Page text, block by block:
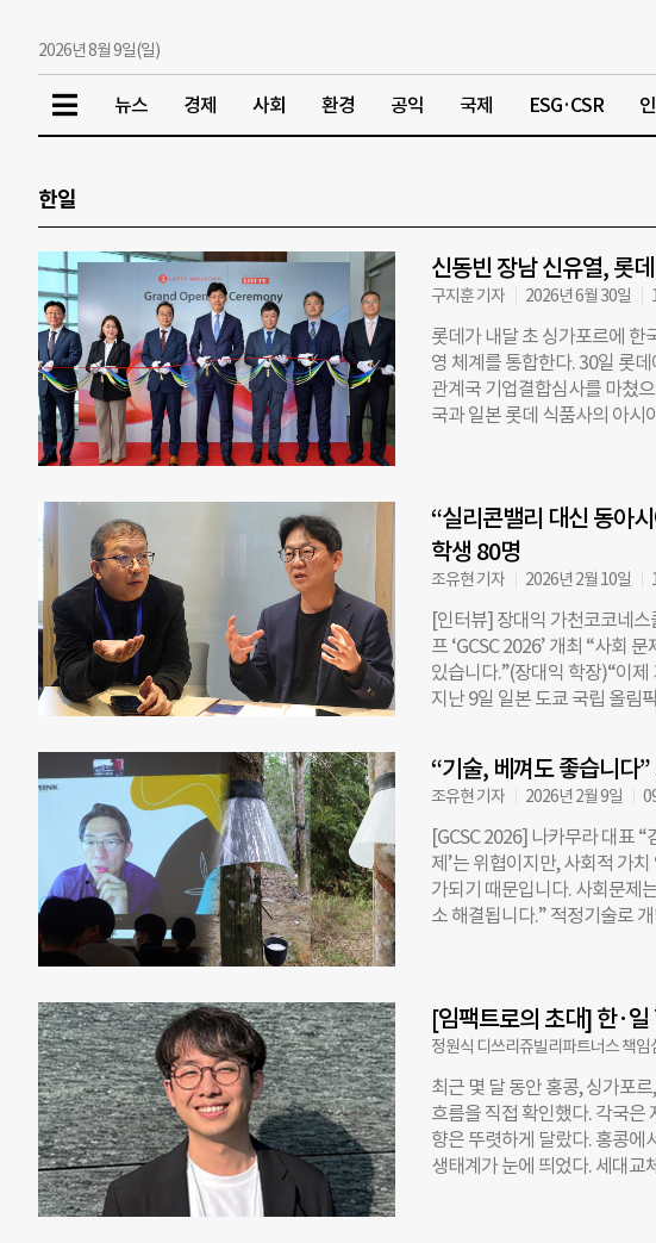
2026년 8월 9일(일)
뉴스 경제 사회 환경 공익 국제 ESG·CSR
한일
신동빈 장남 신유열, 롯
구지훈 기자 2026년 6월 30일
롯데가 내달 초 싱가포르에 한
영 체계를 통합한다. 30일 롯
관계국 기업결합심사를 마쳤
국과 일본 롯데 식품사의 아시
의’를 정기적으로 주재해왔다.
강조해왔다. 이는 한국과 일본
장동력으로 가져가야 한다는
의 지난해 해외 매출은 1조
네시아와 베트남 등에서 약
원재료 구매와 물류·마케팅
진한다. 신동빈 롯데지주 회장
원롯데 전략 확대와도 연결된
“실리콘밸리 대신 동아
학생 80명
조유현 기자 2026년 2월 10일
[인터뷰] 장대익 가천코코네
프 ‘GCSC 2026’ 개최 “사회
있습니다.”(장대익 학장)“이
지난 9일 일본 도쿄 국립 올림
수를 만났다. 진화학자이자
교수는 이번 프로젝트를 이끄
히토츠바시대학교 소셜데이터
기업 코코네와 기후에너지환
핵심 화두는 ‘지속가능성’으
원 이상 비상장 기업)’을 만드
(Change Maker)’를 길러내는
식 속에 공동으로 해법을 찾아
리 대신 동아시아로…“로컬에
스타트업 캠프(GCSC·Global
년
“기술, 베껴도 좋습니다
조유현 기자 2026년 2월 9일
[GCSC 2026] 나카무라 대표
제’는 위협이지만, 사회적 가
가되기 때문입니다. 사회문제
소 해결됩니다.” 적정기술로
사회적 임팩트의 극대화를 강
나카무라 대표는 과거 10여 년
시에라리온 등 치열한 개발 협
모 기관은 막대한 예산을 집행
어에 배타적인 경우가 많다”
느꼈다”고 회고했다. ‘더 직접
콥스카(Ewa Wojkowska)와
[임팩트로의 초대] 한·
정원식 디쓰리쥬빌리파트너스 책임
최근 몇 달 동안 홍콩, 싱가포
흐름을 직접 확인했다. 각국은
향은 뚜렷하게 달랐다. 홍콩에
생태계가 눈에 띄었다. 세대교